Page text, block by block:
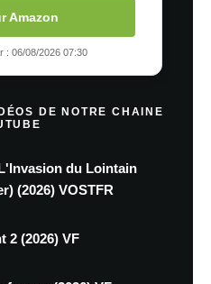
Amazon
: 06/08/2026 07:30
DE NOTRE CHAINE
du Lointain
(2026) VOSTFR
2 (2026) VF